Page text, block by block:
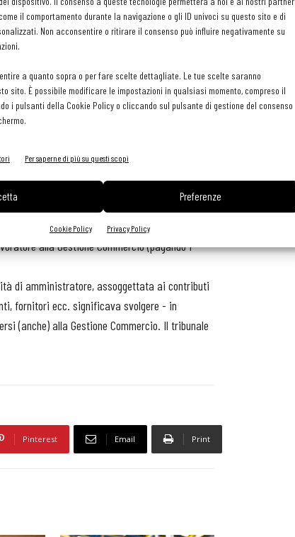
il comportamento durante la navigazione o gli ID univoci su questo sito e di
Non acconsentire o ritirare il consenso può influire negativamente su
a quanto sopra o per fare scelte dettagliate. Le tue scelte saranno
sito. È possibile modificare le impostazioni in qualsiasi momento, compreso il
i pulsanti della Cookie Policy o cliccando sul pulsante di gestione del consenso
Per saperne di più su questi scopi
Preferenze
Cookie Policy Privacy Policy
prevalente: Separata se è l’attività di
2010) ha però ridisegnato un po’ il quadro.
sole Gestioni Artigiani e
la doppia iscrizione ogni volta in cui
2581 del 6 giugno 2011): il socio di una Srl
alla Gestione Commercio (pagando i
di amministratore, assoggettata ai contributi
fornitori ecc. significava svolgere - in
(anche) alla Gestione Commercio. Il tribunale
Pinterest Email Print